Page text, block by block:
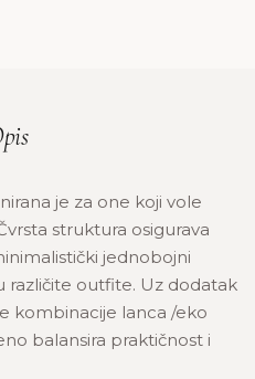
je za one koji vole
struktura osigurava
jednobojni
različite outfite. Uz dodatak
kombinacije lanca /eko
balansira praktičnost i